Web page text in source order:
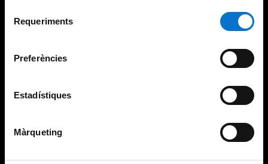
consultar laPolítica de galetes del lloc web de la
Requeriments
Preferències
Estadístiques
Màrqueting